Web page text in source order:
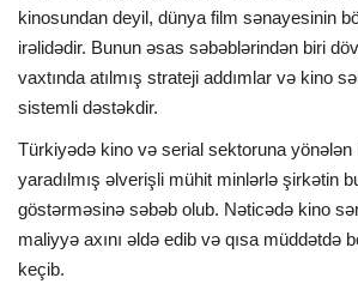
kinosundan deyil, dünya film sənayesinin
irəlidədir. Bunun əsas səbəblərindən biri
vaxtında atılmış strateji addımlar və kino
sistemli dəstəkdir.
Türkiyədə kino və serial sektoruna
yaradılmış əlverişli mühit minlərlə şirkətin
göstərməsinə səbəb olub. Nəticədə kino
maliyyə axını əldə edib və qısa müddətdə
keçib.